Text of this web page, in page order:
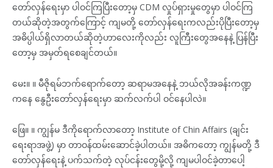
တော်လှန်ရေးမှာ ပါဝင်ကြပြီးတော့မှ CDM လှုပ်ရှားမှုတွေမှာ ပါဝင်ကြ
တယ်ဆိုတဲ့အတွက်ကြောင့် ကျမတို့ တော်လှန်ရေးကလည်းပိုပြီးတော့မှ
အဓိပ္ပါယ်ရှိလာတယ်ဆိုတဲ့ဟာလေးကိုလည်း လူကြီးတွေအနေနဲ့ ပြန်ပြီး
တော့မှ အမှတ်ရစေချင်တယ်။
မေး။ ။ မီဇိုရမ်ဘက်ရောက်တော့ ဆရာမအနေနဲ့ ဘယ်လိုအခန်းကဏ္ဍ
ကနေ နွေဦးတော်လှန်ရေးမှာ ဆက်လက်ပါ ဝင်နေပါလဲ။
ဖြေ။ ။ ကျွန်မ ဒီကိုရောက်လာတော့ Institute of Chin Affairs (ချင်း
ရေးရာအဖွဲ့) မှာ တာဝန်ထမ်းဆောင်ခဲ့ပါတယ်။ အဓိကတော့ ကျွန်မတို့ ဒီ
တော်လှန်ရေးနဲ့ ပက်သက်တဲ့ လုပ်ငန်းတွေမို့လို့ ကျမပါဝင်ခဲ့တာပေါ့